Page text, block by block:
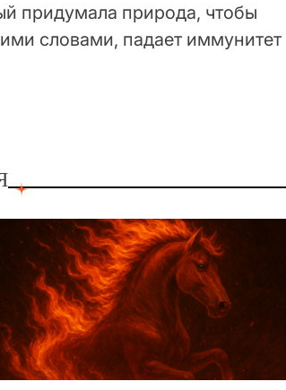
придумала природа, чтобы
словами, падает иммунитет